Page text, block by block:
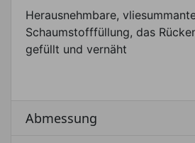
Herausnehmbare,
Schaumstofffüllung, das
gefüllt und vernäht
Abmessung